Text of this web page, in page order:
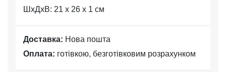
ШхДхВ: 21 x 26 x 1 см
Доставка: Нова пошта
Оплата: готівкою, безготівковим розрахунком